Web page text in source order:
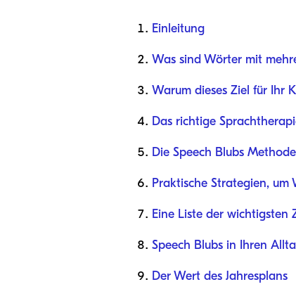
Einleitung
Was sind Wörter mit
Warum dieses Ziel für Ihr
Das richtige
Die Speech Blubs
Praktische Strategien,
Eine Liste der
Speech Blubs in Ihren
Der Wert des Jahresplans